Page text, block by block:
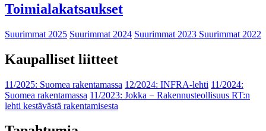
Toimialakatsaukset
Suurimmat 2025 Suurimmat 2024 Suurimmat 2023 Suurimmat 2022
Kaupalliset liitteet
11/2025: Suomea rakentamassa 12/2024: INFRA-lehti 11/2024:
Suomea rakentamassa 11/2023: Jokka − Rakennusteollisuus RT:n
lehti kestävästä rakentamisesta